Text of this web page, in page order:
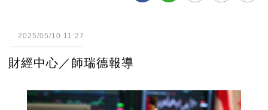
2025/05/10 11:27
財經中心／師瑞德報導